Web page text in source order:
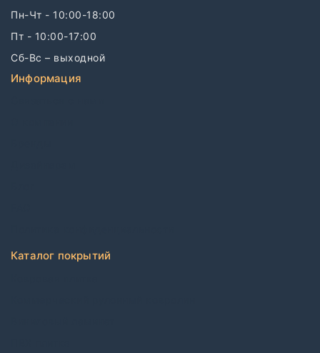
Пн-Чт - 10:00-18:00
Пт - 10:00-17:00
Сб-Вс – выходной
Информация
Каталог покрытий